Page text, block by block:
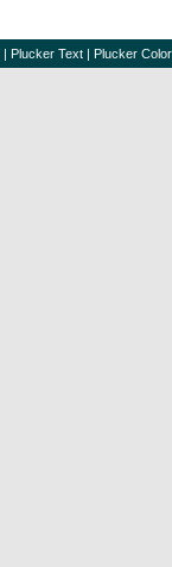
| Plucker Text | Plucker Color